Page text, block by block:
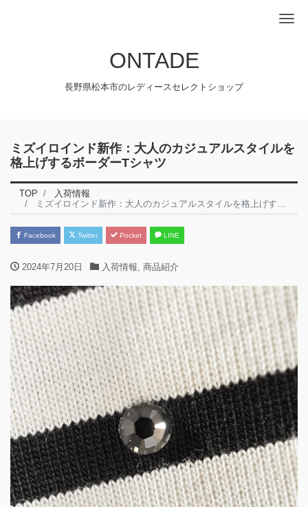
ONTADE
長野県松本市のレディースセレクトショップ
ミズイロインド新作：大人のカジュアルスタイルを
格上げするボーダーTシャツ
TOP
入荷情報
ミズイロインド新作：大人のカジュアルスタイルを格上げするボーダーTシャツ
Facebook Twitter Pocket LINE
2024年7月20日 入荷情報, 商品紹介